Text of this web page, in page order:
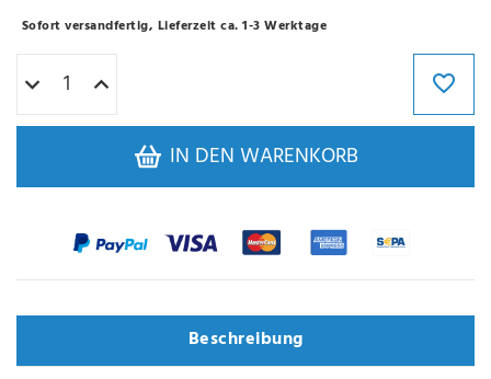
Sofort versandfertig, Lieferzeit ca. 1-3 Werktage
IN DEN WARENKORB
Beschreibung